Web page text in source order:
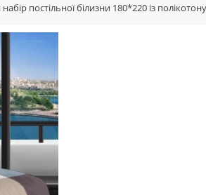
постільної білизни 180*220 із